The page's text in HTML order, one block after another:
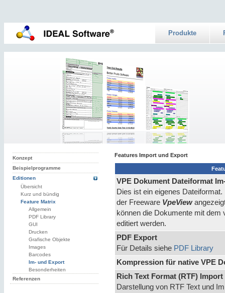
Produkte
Konzept
Beispielprogramme
Editionen
Übersicht
Kurz und bündig
Feature Matrix
Allgemein
PDF Library
GUI
Drucken
Grafische Objekte
Images
Barcodes
Im- und Export
Besonderheiten
Referenzen
Features Import und Export
VPE Dokument Dateiformat
Dies ist ein eigenes
der Freeware VpeView
können die Dokumente mit
editiert werden.
PDF Export
Für Details siehe PDF Library
Kompression für native VPE
Rich Text Format (RTF) Import
Darstellung von RTF Text und